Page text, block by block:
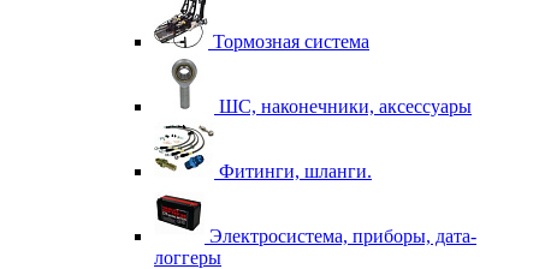
Тормозная система
ШС, наконечники, аксессуары
Фитинги, шланги.
Электросистема, приборы, дата-
логгеры